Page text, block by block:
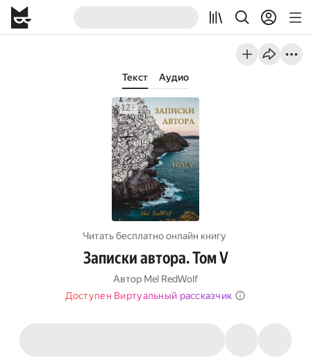
Текст Аудио
Читать бесплатно онлайн книгу
Записки автора. Том V
Автор Mel RedWolf
Доступен Виртуальный рассказчик